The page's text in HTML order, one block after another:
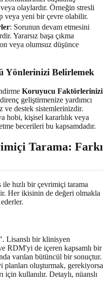
olaylardır. Örneğin stresli
veya yeni bir çevre olabilir.
: Sorunun devam etmesini
Yararsız başa çıkma
veya olumsuz düşünce
Yönlerinizi Belirlemek
Koruyucu Faktörlerinizi
geliştirmenize yardımcı
ve destek sistemlerinizdir.
hobi, kişisel kararlılık veya
becerileri bu kapsamdadır.
Tarama: Farkı
hızlı bir çevrimiçi tarama
Her ikisinin de değeri olmakla
Lisanslı bir klinisyen
RDM'yi de içeren kapsamlı bir
varılan bütüncül bir sonuçtur.
planları oluşturmak, gerekiyorsa
için kullanılır. Detaylı, nüanslı